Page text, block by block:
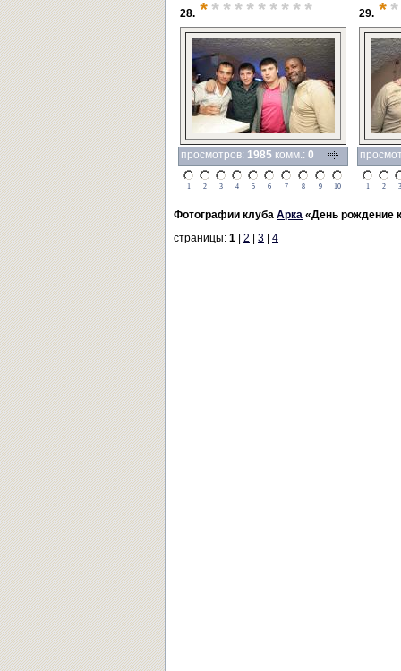
28. * *********
просмотров: 1985 комм.: 0
1 2 3 4 5 6 7 8 9 10
29. *
1 2 3
Фотографии клуба Арка «День рождение
страницы: 1 2 3 4